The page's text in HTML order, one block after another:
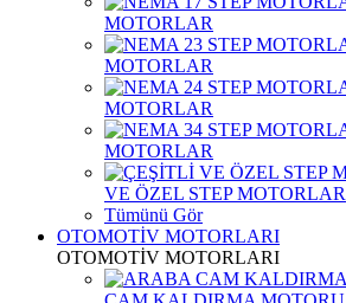
MOTORLAR
MOTORLAR
MOTORLAR
MOTORLAR
VE ÖZEL STEP MOTORLAR
Tümünü Gör
OTOMOTİV MOTORLARI
OTOMOTİV MOTORLARI